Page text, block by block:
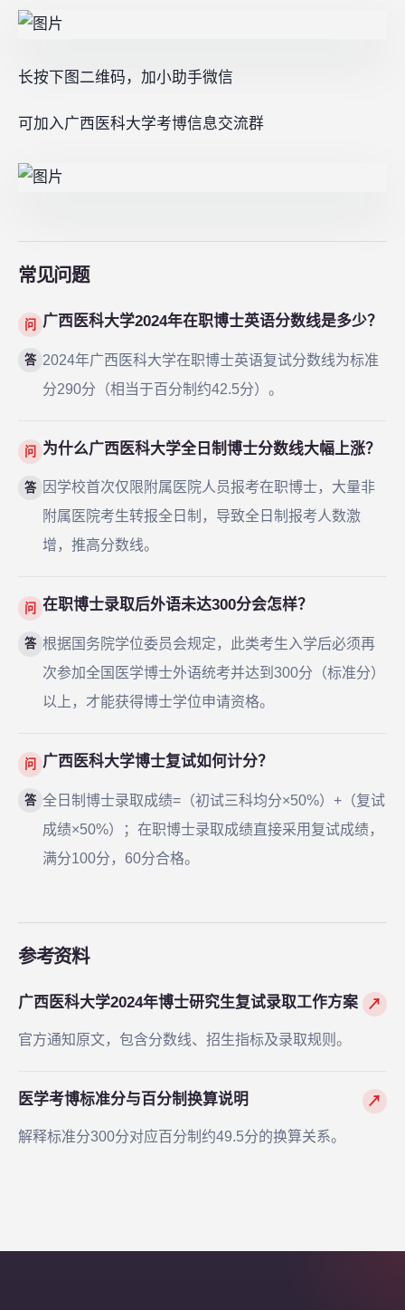
长按下图二维码，加小助手微信
可加入广西医科大学考博信息交流群
常见问题
问 广西医科大学2024年在职博士英语分数线是多少？
答 2024年广西医科大学在职博士英语复试分数线为标准
分290分（相当于百分制约42.5分）。
问 为什么广西医科大学全日制博士分数线大幅上涨？
答
因学校首次仅限附属医院人员报考在职博士，大量非
附属医院考生转报全日制，导致全日制报考人数激
增，推高分数线。
问 在职博士录取后外语未达300分会怎样？
答 根据国务院学位委员会规定，此类考生入学后必须再
次参加全国医学博士外语统考并达到300分（标准分）
以上，才能获得博士学位申请资格。
问 广西医科大学博士复试如何计分？
答 全日制博士录取成绩=（初试三科均分×50%）+（复试
成绩×50%）；在职博士录取成绩直接采用复试成绩，
满分100分，60分合格。
参考资料
广西医科大学2024年博士研究生复试录取工作方案 ↗
官方通知原文，包含分数线、招生指标及录取规则。
医学考博标准分与百分制换算说明 ↗
解释标准分300分对应百分制约49.5分的换算关系。